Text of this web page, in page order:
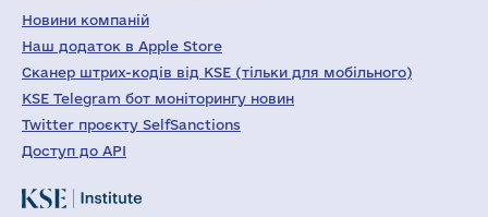
Новини компаній
Наш додаток в Apple Store
Сканер штрих-кодів від KSE (тільки для мобільного)
KSE Telegram бот моніторингу новин
Twitter проєкту SelfSanctions
Доступ до API